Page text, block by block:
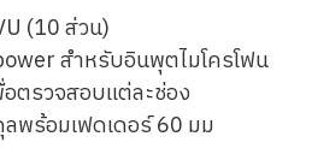
(10 ส่วน)
สำหรับอินพุตไมโครโฟน
อตรวจสอบแต่ละช่อง
พร้อมเฟดเดอร์ 60 มม